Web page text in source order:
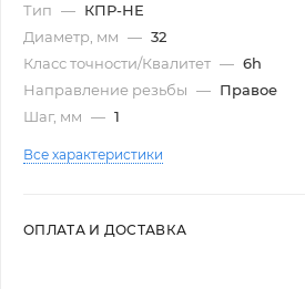
Тип — КПР-НЕ
Диаметр, мм — 32
Класс точности/Квалитет — 6h
Направление резьбы — Правое
Шаг, мм — 1
Все характеристики
ОПЛАТА И ДОСТАВКА